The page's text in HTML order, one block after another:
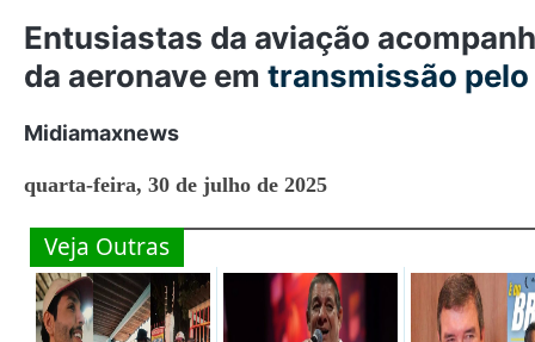
Entusiastas da aviação
da aeronave em transmissão pelo
Midiamaxnews
quarta-feira, 30 de julho de 2025
Veja Outras